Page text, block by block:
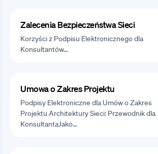
Zalecenia Bezpieczeństwa Sieci
Korzyści z Podpisu Elektronicznego dla
Konsultantów…
Umowa o Zakres Projektu
Podpisy Elektroniczne dla Umów o Zakres
Projektu Architektury Sieci: Przewodnik dla
KonsultantaJako…